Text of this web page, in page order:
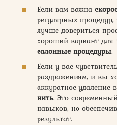
Если вам важна
регулярных процедур,
лучше довериться
хороший вариант для
салонные процедуры.
Если у вас
раздражениям, и вы
аккуратное удаление
нить. Это современный
навыков, но
результат.